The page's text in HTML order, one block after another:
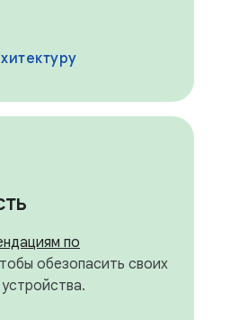
по
обезопасить своих